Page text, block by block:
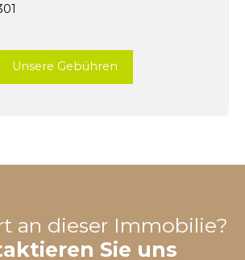
Unsere Gebühren
an dieser Immobilie?
Sie uns